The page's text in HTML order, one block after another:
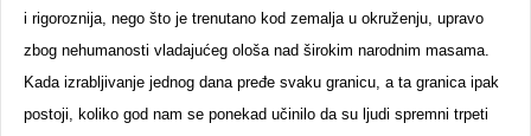
i rigoroznija, nego što je trenutano kod zemalja u okruženju, upravo
zbog nehumanosti vladajućeg ološa nad širokim narodnim masama.
Kada izrabljivanje jednog dana pređe svaku granicu, a ta granica ipak
postoji, koliko god nam se ponekad učinilo da su ljudi spremni trpeti